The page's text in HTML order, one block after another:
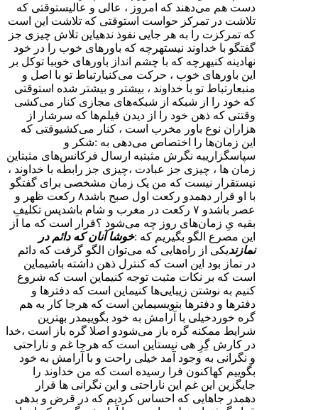
دست هم می‌دهند که امروز ، عالی و عالیستوقتی که
تلاشت در تمرکز حواست استوقتی که تلاشت این است
که تمرکزت را به هر جایی نفوذ ندهیاین تلاش چیزی جز
گفتگو با خداوند نیستهرچه که باورهای خوب را در خود
نهادینه کنیهرچه که با چشم انداز باورهای خوببا توکل بر
این باورهای خوب ، حرکت می‌کنیارتباط تو با اصل و
منبعارتباط تو با خداوند ، بیشتر و بیشتر شده استوقتی
که خود را از شبکه از شبکه‌های مجازی کنار می‌کشی
وقتتی که ذهن خود را از دیدن فیلم‌ها که سرشار از
هزاران نوع باور مخرب است ، کنار می‌کشیوقتی که
این زمان‌ها را اختصاص می‌دهی به :شکر و
سپاسگزاریبه نگرش مثبتبه ارسال فرکانس‌های مثبتاین
زمان ها ، چیزی جز عبادت ،چیزی جز رابطه با خداوند ،
نیستقرار نیست که من یک زمان مشخصی برای گفتگو
با او قرار دهمدو رکعت اول صبح باشد۸ رکعت ظهر و
عصر باشدو ۷ رکعت در مغرب و شام باشدپس تکلیفِ
بقیه یِ زمان‌های روز چه می‌شود ؟قرار است که ما از
این مصرع الگو بگیریم که :خوشا آنان که دائم در
نمازندیکی از راه‌هایی که می‌توان الگو گرفت که دائم
در نماز بود این است که کنترل ذهن داشته باشیماین
است که بر نکات مثبت توجه کنیماین است که شروع
کنیم به نوشتن زیبایی‌ها کنیماین است که دفترها و
دفترها و دفترها بنویسیماین است که هرجا کار به هم
گره خوردخیلی با آرامش به خود بگوییمدر بهترین
شرایط ممکنه گره باز می‌شودو اصلا گره باز است ،خدا
در کارش گِرِ هی نیستاین است که هرجا غم و ناراحتی
و نگرانی به وجود آمد خیلی راحت و با آرامش به خود
بگوییم کهاکنون فرا رسیده است که من خداوند را
جایگزین این غم این ناراحتی و این نگرانی ها قرار
دهمدر جاهایی که احساس کردیم که در قرض و بدهی